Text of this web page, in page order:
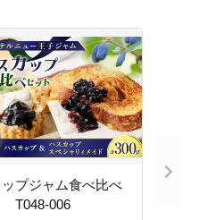
プジャム食べ比べ
T048-006